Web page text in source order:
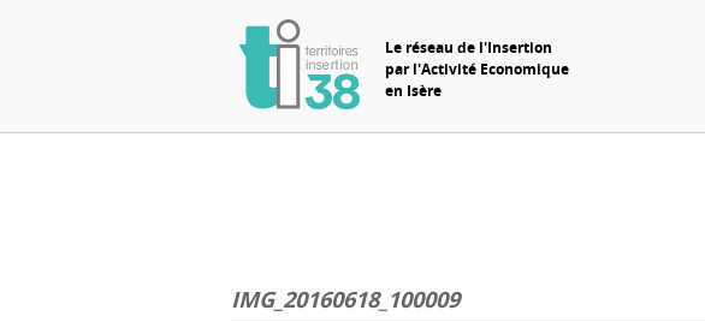
Le réseau de l'Insertion
par l'Activité Economique
en Isère
IMG_20160618_100009